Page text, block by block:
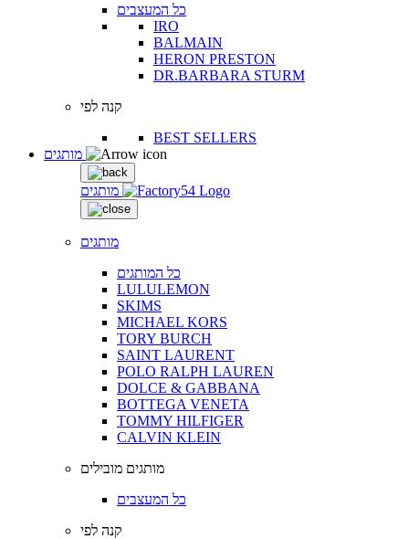
כל המעצבים
IRO
BALMAIN
HERON PRESTON
DR.BARBARA STURM
קנה לפי
BEST SELLERS
מותגים
מותגים
כל המותגים
LULULEMON
SKIMS
MICHAEL KORS
TORY BURCH
SAINT LAURENT
POLO RALPH LAUREN
DOLCE & GABBANA
BOTTEGA VENETA
TOMMY HILFIGER
CALVIN KLEIN
מותגים מובילים
כל המעצבים
קנה לפי